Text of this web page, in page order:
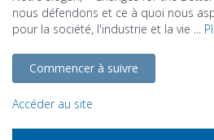
nous défendons et ce à quoi nous
pour la société, l'industrie et la vie ...
Commencer à suivre
Accéder au site